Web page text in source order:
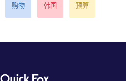
购物 韩国 预算